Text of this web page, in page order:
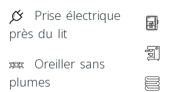
Prise électrique
près du lit
Oreiller sans
plumes